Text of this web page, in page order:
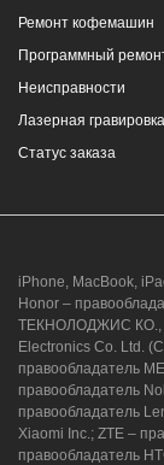
Ремонт кофемашин
Программный
Неисправности
Лазерная гравировка
Статус заказа
iPhone, MacBook,
Honor –
ТЕКНОЛОДЖИС КО.,
Electronics Co. Ltd.
правообладатель
правообладатель
правообладатель
Xiaomi Inc.; ZTE –
правообладатель